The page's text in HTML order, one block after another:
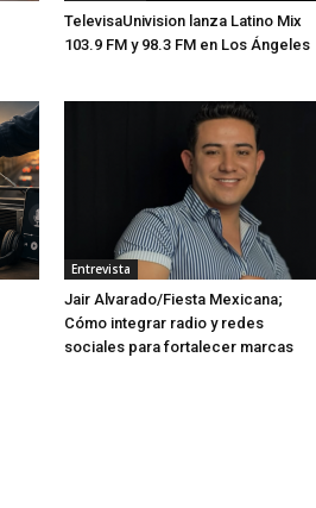
TelevisaUnivision lanza Latino Mix
103.9 FM y 98.3 FM en Los Ángeles
Entrevista
Jair Alvarado/Fiesta Mexicana;
Cómo integrar radio y redes
sociales para fortalecer marcas